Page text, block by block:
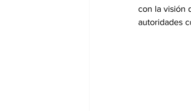
con la visión
autoridades